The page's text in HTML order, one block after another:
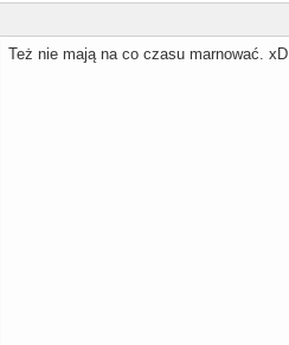
Też nie mają na co czasu marnować. xD